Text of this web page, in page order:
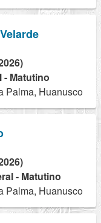
- Matutino
Palma, Huanusco
- Matutino
Palma, Huanusco